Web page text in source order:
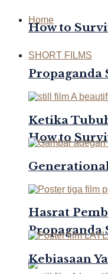
Home
SHORT FILMS
How to
Propaganda
How to
Propaganda
Ketika
Hasrat
Kebiasaan